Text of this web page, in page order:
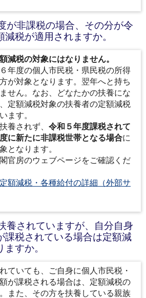
非課税の場合、その分が令
税が適用されますか。
減税の対象にはなりません。
年度の個人市民税・県民税の所得
が対象となります。翌年へと持ち
せん。なお、どなたかの扶養にな
定額減税対象の扶養者の定額減税
ます。
養されず、 令和５年度課税されて
に新たに非課税世帯となる場合に
となります。
官房のウェブページをご確認くだ
額減税・各種給付の詳細（外部サ
されていますが、自分自身
課税されている場合は定額減
すか。
ていても、ご自身に個人市民税・
が課税される場合は、定額減税の
また、その方を扶養している親族